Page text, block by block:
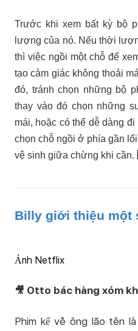
Trước khi xem bất kỳ bộ
lượng của nó. Nếu thời
thì việc ngồi một chỗ để
tạo cảm giác không thoải
đó, tránh chọn những bộ
thay vào đó chọn những
mái, hoặc có thể dễ dàng
chọn chỗ ngồi ở phía gần
vệ sinh giữa chừng khi cần.
Billy giới thiệu một
Ảnh Netflix
🎥 Otto bác hàng xóm
Phim kể về ông lão tên